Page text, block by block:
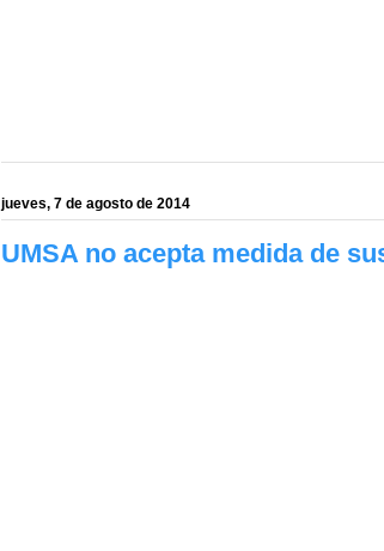
jueves, 7 de agosto de 2014
UMSA no acepta medida de